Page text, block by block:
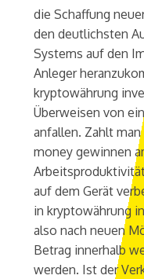
die Schaffung
den deutlichsten
Systems auf den
Anleger
kryptowährung
Überweisen von
anfallen. Zahlt
money gewinnen
auf dem Gerät
in kryptowährung
also nach neuen
Betrag innerhalb
werden. Ist der